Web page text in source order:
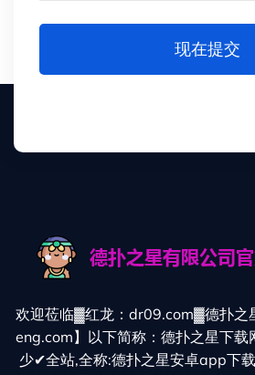
现在提交
欢迎莅临▓红龙：dr09.com▓德扑之
eng.com】以下简称：德扑之星下载
少✔全站,全称:德扑之星安卓app下